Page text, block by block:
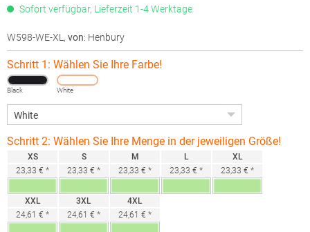
Sofort verfügbar, Lieferzeit 1-4 Werktage
W598-WE-XL , von: Henbury
Schritt 1: Wählen Sie Ihre Farbe!
Black White
Schritt 2: Wählen Sie Ihre Menge in der jeweiligen Größe!
XS
23,33 € *
S
23,33 € *
M
23,33 € *
L
23,33 € *
XL
23,33 € *
XXL
24,61 € *
3XL
24,61 € *
4XL
24,61 € *